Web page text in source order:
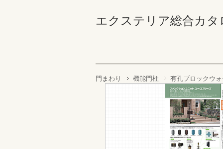
エクステリア総合カタ
門まわり 機能門柱 有孔ブロックウ